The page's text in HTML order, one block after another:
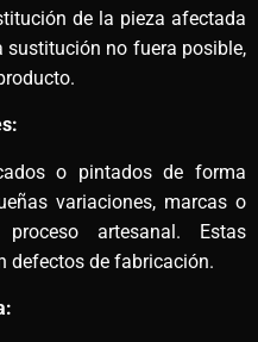
de la pieza afectada
no fuera posible,
o pintados de forma
variaciones, marcas o
artesanal. Estas
defectos de fabricación.